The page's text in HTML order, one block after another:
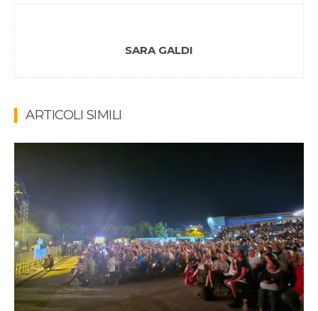
SARA GALDI
ARTICOLI SIMILI